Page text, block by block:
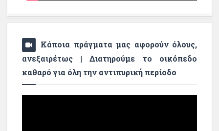
Κάποια πράγματα μας αφορούν όλους,
ανεξαιρέτως | Διατηρούμε το οικόπεδο
καθαρό για όλη την αντιπυρική περίοδο